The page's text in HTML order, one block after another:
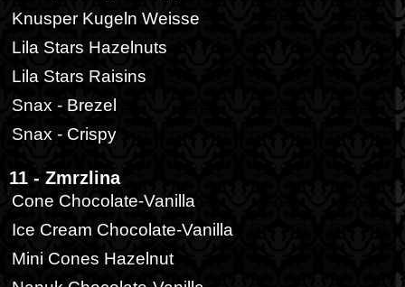
Knusper Kugeln Weisse
Lila Stars Hazelnuts
Lila Stars Raisins
Snax - Brezel
Snax - Crispy
11 - Zmrzlina
Cone Chocolate-Vanilla
Ice Cream Chocolate-Vanilla
Mini Cones Hazelnut